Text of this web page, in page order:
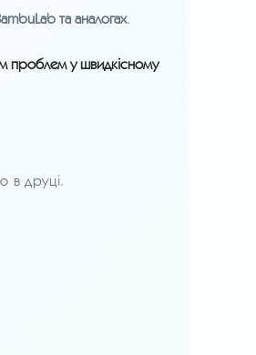
та аналогах.
проблем у швидкісному
в друці.